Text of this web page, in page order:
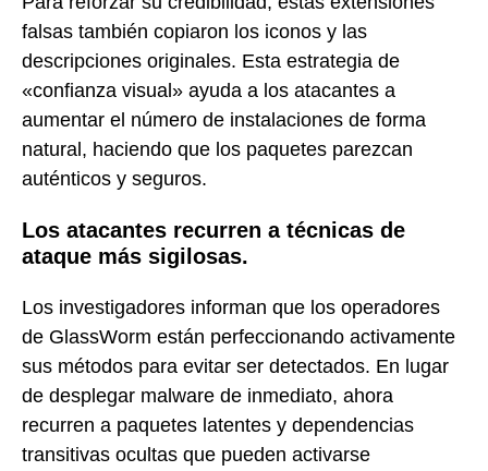
falsas también copiaron los iconos y las
descripciones originales. Esta estrategia de
«confianza visual» ayuda a los atacantes a
aumentar el número de instalaciones de forma
natural, haciendo que los paquetes parezcan
auténticos y seguros.
Los atacantes recurren a técnicas de
ataque más sigilosas.
Los investigadores informan que los operadores
de GlassWorm están perfeccionando activamente
sus métodos para evitar ser detectados. En lugar
de desplegar malware de inmediato, ahora
recurren a paquetes latentes y dependencias
transitivas ocultas que pueden activarse